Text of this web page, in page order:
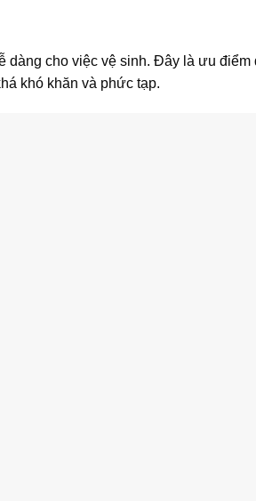
dàng cho việc vệ sinh. Đây là ưu
khó khăn và phức tạp.